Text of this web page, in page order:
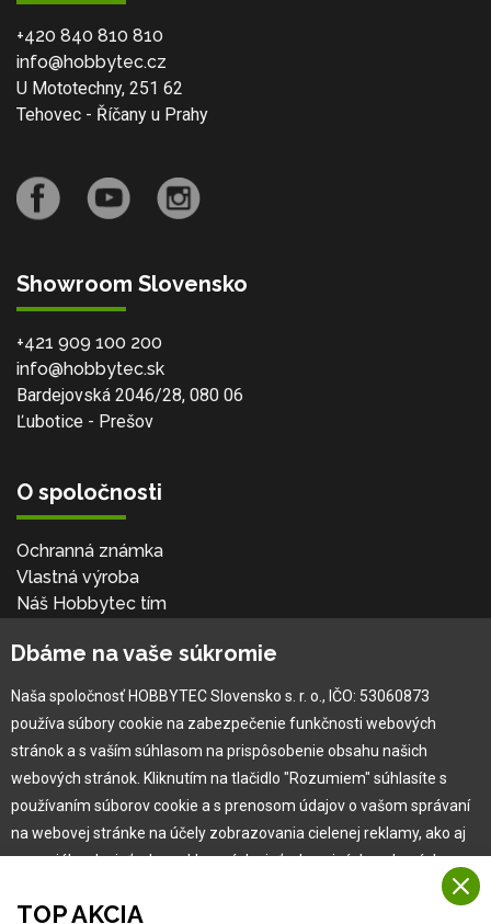
+420 840 810 810
info@hobbytec.cz
U Mototechny, 251 62
Tehovec - Říčany u Prahy
Showroom Slovensko
+421 909 100 200
info@hobbytec.sk
Bardejovská 2046/28, 080 06
Ľubotice - Prešov
O spoločnosti
Ochranná známka
Vlastná výroba
Náš Hobbytec tím
Naša história
Pre zákazníka
Garancia najlepšej ceny
Užívateľský manuál
Reklamácia
TOP AKCIA
Dbáme na vaše súkromie
Naša spoločnosť HOBBYTEC Slovensko s. r. o., IČO: 53060873
používa súbory cookie na zabezpečenie funkčnosti webových
stránok a s vaším súhlasom na prispôsobenie obsahu našich
webových stránok. Kliknutím na tlačidlo "Rozumiem" súhlasíte s
používaním súborov cookie a s prenosom údajov o vašom správaní
na webovej stránke na účely zobrazovania cielenej reklamy, ako aj
na sociálnych sieťach a reklamných sieťach na iných webových